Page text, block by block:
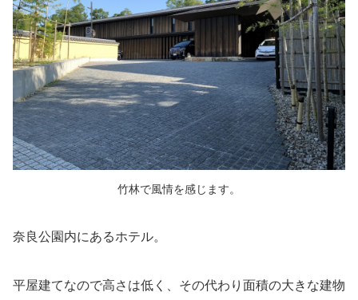
竹林で風情を感じます。
奈良公園内にあるホテル。
平屋建てなので高さは低く、その代わり面積の大きな建物